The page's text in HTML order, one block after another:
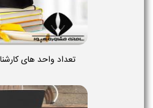
تعداد واحد های